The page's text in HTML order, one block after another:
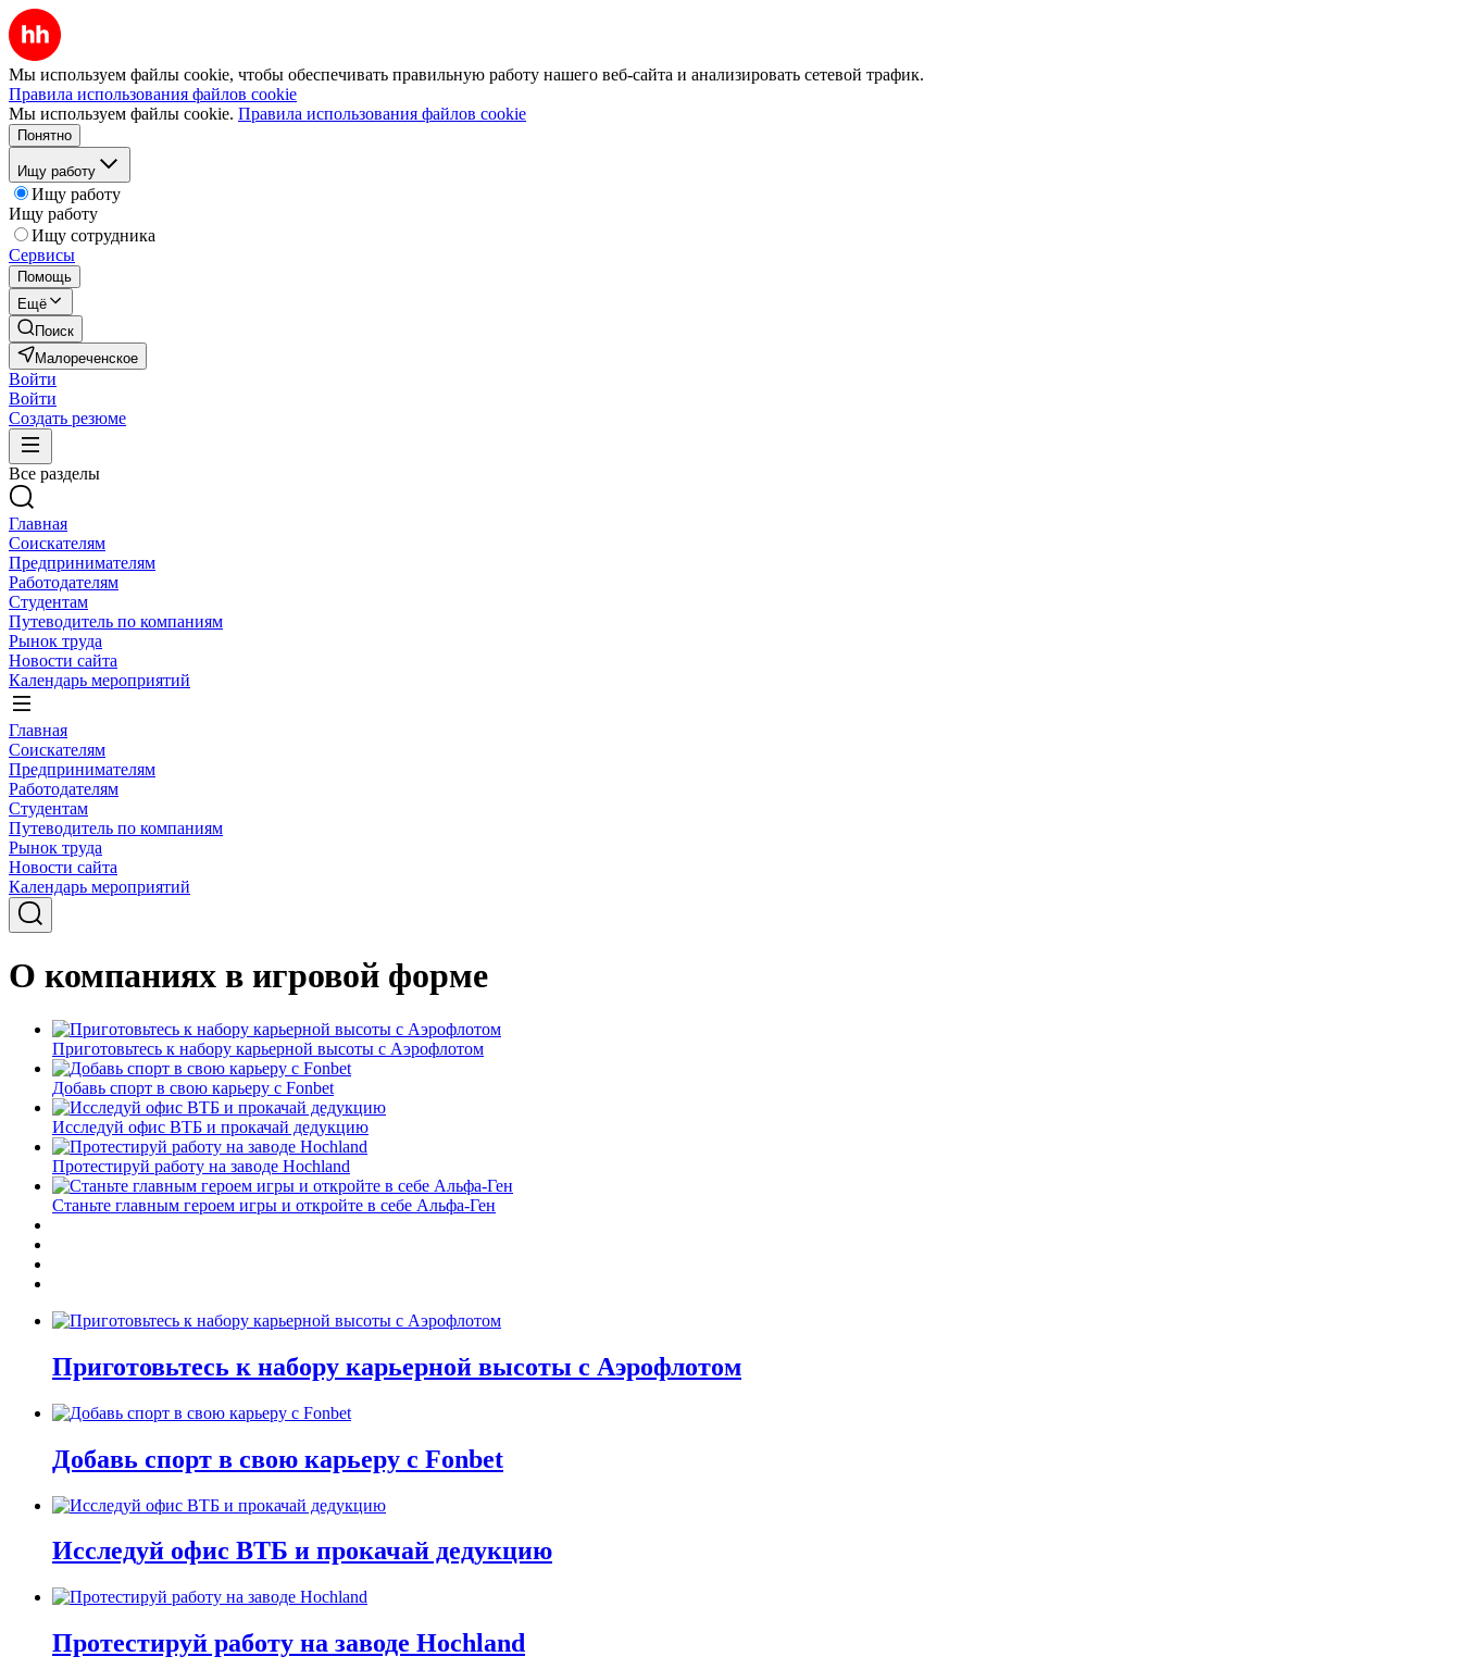
Мы используем файлы cookie, чтобы обеспечивать правильную работу нашего веб-сайта и анализировать сетевой трафик.
Правила использования файлов cookie
Мы используем файлы cookie. Правила использования файлов cookie
Понятно
Ищу работу
Ищу работу
Ищу работу
Ищу сотрудника
Сервисы
Помощь
Ещё
Поиск
Малореченское
Войти
Войти
Создать резюме
Все разделы
Главная
Соискателям
Предпринимателям
Работодателям
Студентам
Путеводитель по компаниям
Рынок труда
Новости сайта
Календарь мероприятий
Главная
Соискателям
Предпринимателям
Работодателям
Студентам
Путеводитель по компаниям
Рынок труда
Новости сайта
Календарь мероприятий
О компаниях в игровой форме
Приготовьтесь к набору карьерной высоты с Аэрофлотом
Добавь спорт в свою карьеру с Fonbet
Исследуй офис ВТБ и прокачай дедукцию
Протестируй работу на заводе Hochland
Станьте главным героем игры и откройте в себе Альфа-Ген
Приготовьтесь к набору карьерной высоты с Аэрофлотом
Добавь спорт в свою карьеру с Fonbet
Исследуй офис ВТБ и прокачай дедукцию
Протестируй работу на заводе Hochland